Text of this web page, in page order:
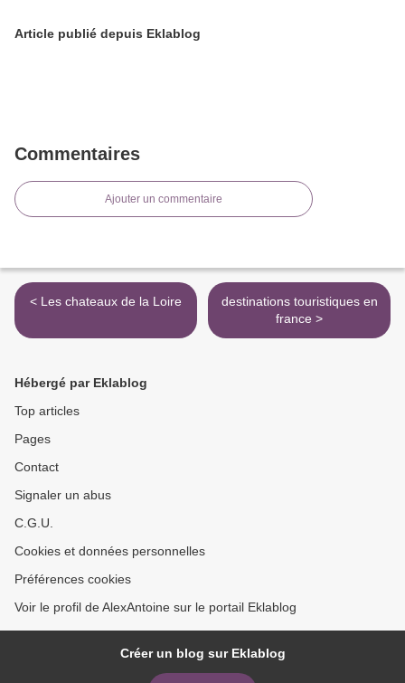
Article publié depuis Eklablog
Commentaires
Ajouter un commentaire
< Les chateaux de la Loire
destinations touristiques en
france >
Hébergé par Eklablog
Top articles
Pages
Contact
Signaler un abus
C.G.U.
Cookies et données personnelles
Préférences cookies
Voir le profil de AlexAntoine sur le portail Eklablog
Créer un blog sur Eklablog